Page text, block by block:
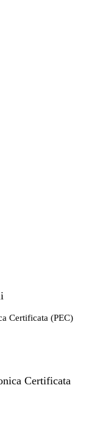
Certificata (PEC)
Certificata